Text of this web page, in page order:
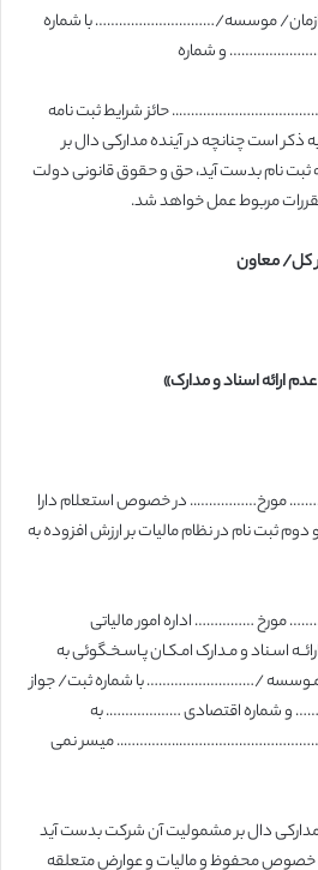
موسسه/………………………… با شماره
و شماره
حائز شرایط ثبت نامه
ذکر است چنانچه در آینده مدارکی دال بر
نام بدست آید، حق و حقوق قانونی دولت
مربوط عمل خواهد شد.
ارائه اسناد و مدارک»
مورخ…………….. در خصوص استعلام دارا
ثبت نام در نظام مالیات بر ارزش افزوده به
مورخ …………… اداره امور مالیاتی
اسـناد و مـدارک امـکـان پـاسـخـگوئی به
/……………………… با شماره ثبت/ جواز
و شماره اقتصادی ………………. به
میسر نمی
مدارکی دال بر مشمولیت آن شرکت بدست آید
خصوص محفوظ و مالیات و عوارض متعلقه